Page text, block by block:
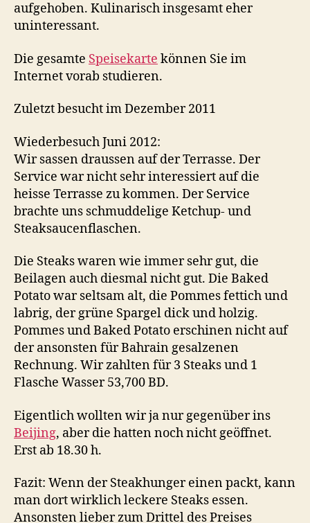
aufgehoben. Kulinarisch insgesamt eher
uninteressant.
Die gesamte Speisekarte können Sie im
Internet vorab studieren.
Zuletzt besucht im Dezember 2011
Wiederbesuch Juni 2012:
Wir sassen draussen auf der Terrasse. Der
Service war nicht sehr interessiert auf die
heisse Terrasse zu kommen. Der Service
brachte uns schmuddelige Ketchup- und
Steaksaucenflaschen.
Die Steaks waren wie immer sehr gut, die
Beilagen auch diesmal nicht gut. Die Baked
Potato war seltsam alt, die Pommes fettich und
labrig, der grüne Spargel dick und holzig.
Pommes und Baked Potato erschinen nicht auf
der ansonsten für Bahrain gesalzenen
Rechnung. Wir zahlten für 3 Steaks und 1
Flasche Wasser 53,700 BD.
Eigentlich wollten wir ja nur gegenüber ins
Beijing, aber die hatten noch nicht geöffnet.
Erst ab 18.30 h.
Fazit: Wenn der Steakhunger einen packt, kann
man dort wirklich leckere Steaks essen.
Ansonsten lieber zum Drittel des Preises